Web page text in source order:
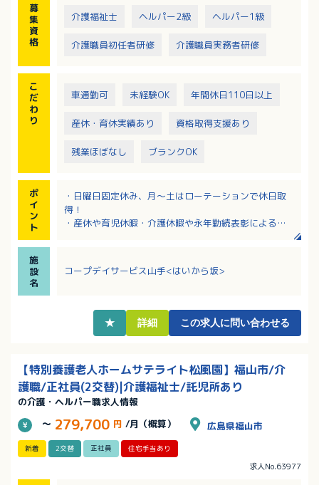
募
集
資
格
介護福祉士 ヘルパー2級 ヘルパー1級
介護職員初任者研修 介護職員実務者研修
こ
だ
わ
り
車通勤可 未経験OK 年間休日110日以上
産休・育休実績あり 資格取得支援あり
残業ほぼなし ブランクOK
ポ
イ
ン
ト
・日曜日固定休み、月～土はローテーションで休日取
得！
・産休や育児休暇・介護休暇や永年勤続表彰によるリ
・各種手当も充実！介護福祉士の資格があれば、別途
施
設
名
コープデイサービス山手<はいから坂>
★ 詳細 この求人に問い合わせる
【特別養護老人ホームサテライト松風園】福山市/介
護職/正社員(2交替)|介護福祉士/託児所あり
の介護・ヘルパー職求人情報
～ 279,700 円 /月（概算） 広島県福山市
新着 2交替 正社員 住宅手当あり
求人No.63977